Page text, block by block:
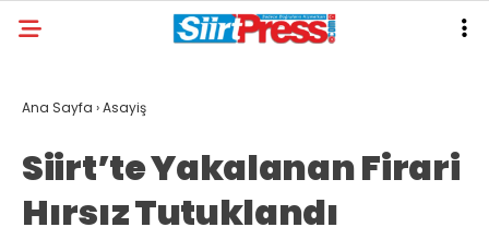
Ana Sayfa ›Asayiş
Siirt’te Yakalanan Firari
Hırsız Tutuklandı